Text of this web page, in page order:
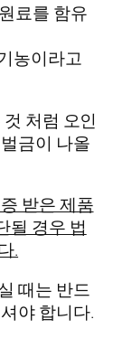
료를 함유
농이라고
처럼 오인
금이 나올
받은 제품
될 경우 법
.
때는 반드
야 합니다.